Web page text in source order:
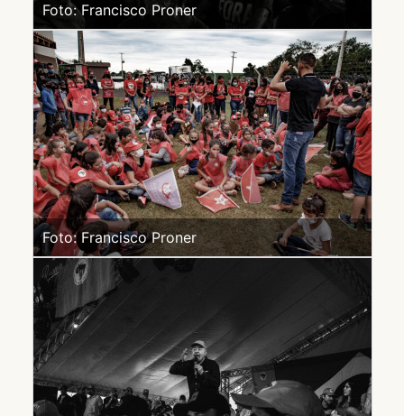
Foto: Francisco Proner
Foto: Francisco Proner